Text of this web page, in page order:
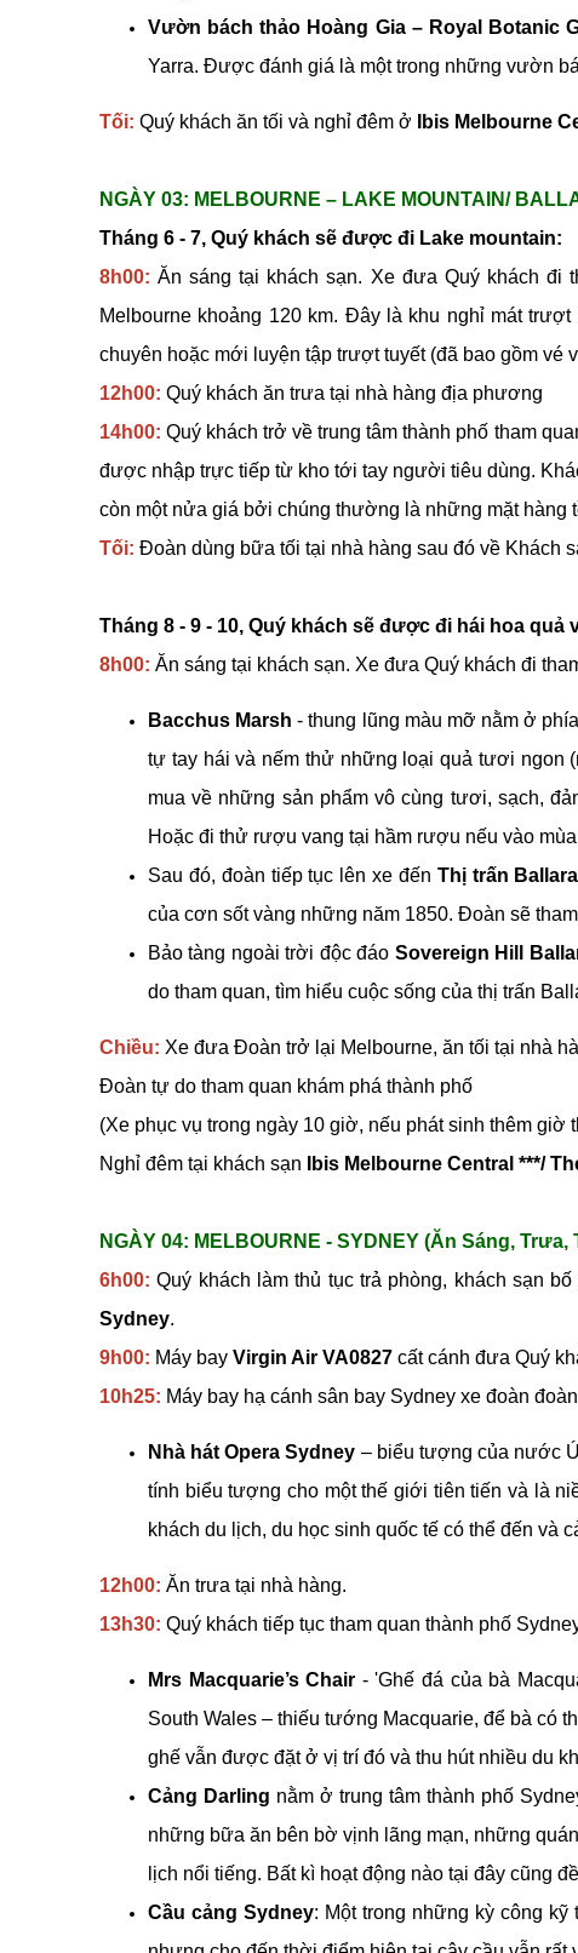
Vườn bách thảo Hoàng Gia – Royal Botanic
Yarra. Được đánh giá là một trong những vườn
Tối: Quý khách ăn tối và nghỉ đêm ở Ibis Melbourne
NGÀY 03: MELBOURNE – LAKE MOUNTAIN/
Tháng 6 - 7, Quý khách sẽ được đi Lake mountain:
8h00: Ăn sáng tại khách sạn. Xe đưa Quý khách đi
Melbourne khoảng 120 km. Đây là khu nghỉ mát
chuyên hoặc mới luyện tập trượt tuyết (đã bao gồm vé
12h00: Quý khách ăn trưa tại nhà hàng địa phương
14h00: Quý khách trở về trung tâm thành phố tham
được nhập trực tiếp từ kho tới tay người tiêu dùng.
còn một nửa giá bởi chúng thường là những mặt hàng
Tối: Đoàn dùng bữa tối tại nhà hàng sau đó về Khách
Tháng 8 - 9 - 10, Quý khách sẽ được đi hái hoa quả
8h00: Ăn sáng tại khách sạn. Xe đưa Quý khách đi
Bacchus Marsh - thung lũng màu mỡ nằm ở
tự tay hái và nếm thử những loại quả tươi ngon
mua về những sản phẩm vô cùng tươi, sạch,
Hoặc đi thử rượu vang tại hầm rượu nếu vào
Sau đó, đoàn tiếp tục lên xe đến Thị trấn
của cơn sốt vàng những năm 1850. Đoàn sẽ
Bảo tàng ngoài trời độc đáo Sovereign Hill
do tham quan, tìm hiểu cuộc sống của thị trấn
Chiều: Xe đưa Đoàn trở lại Melbourne, ăn tối tại nhà
Đoàn tự do tham quan khám phá thành phố
(Xe phục vụ trong ngày 10 giờ, nếu phát sinh thêm
Nghỉ đêm tại khách sạn
Ibis Melbourne Central ***/
NGÀY 04: MELBOURNE - SYDNEY (Ăn Sáng, Trưa,
6h00: Quý khách làm thủ tục trả phòng, khách sạn
Sydney.
9h00: Máy bay Virgin Air VA0827 cất cánh đưa Quý
10h25: Máy bay hạ cánh sân bay Sydney xe đoàn
Nhà hát Opera Sydney – biểu tượng của nước
tính biểu tượng cho một thế giới tiên tiến và là
khách du lịch, du học sinh quốc tế có thể đến và
12h00: Ăn trưa tại nhà hàng.
13h30: Quý khách tiếp tục tham quan thành phố
Mrs Macquarie’s Chair - 'Ghế đá của bà
South Wales – thiếu tướng Macquarie, để bà có
ghế vẫn được đặt ở vị trí đó và thu hút nhiều du
Cảng Darling nằm ở trung tâm thành phố
những bữa ăn bên bờ vịnh lãng mạn, những
lịch nổi tiếng. Bất kì hoạt động nào tại đây cũng
Cầu cảng Sydney: Một trong những kỳ công